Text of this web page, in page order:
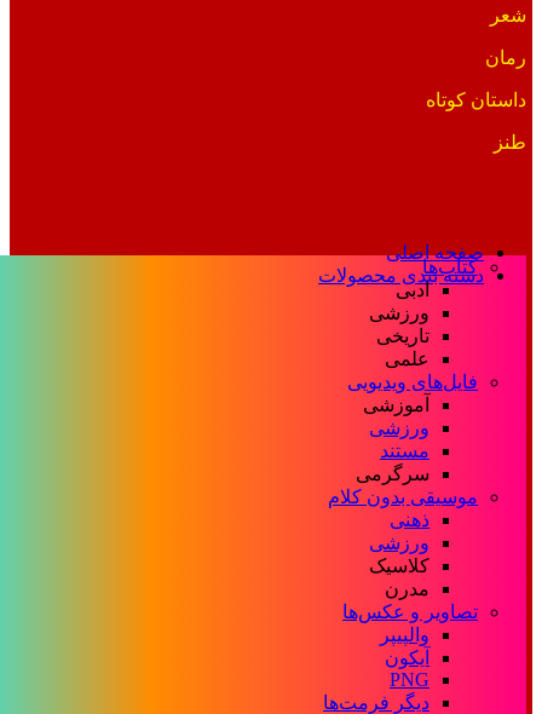
شعر
رمان
داستان کوتاه
طنز
صفحه اصلی
دسته بندی محصولات
کتاب‌ها
ادبی
ورزشی
تاریخی
علمی
فایل‌های ویدیویی
آموزشی
ورزشی
مستند
سرگرمی
موسیقی بدون کلام
ذهنی
ورزشی
کلاسیک
مدرن
تصاویر و عکس‌ها
والپیپر
آیکون
PNG
دیگر فرمت‌ها